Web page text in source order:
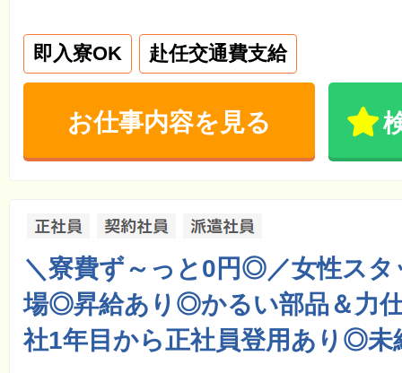
即入寮OK 赴任交通費支給
お仕事内容を見る
＼寮費ず～っと0円◎／女性スタ
場◎昇給あり◎かるい部品＆力
社1年目から正社員登用あり◎未